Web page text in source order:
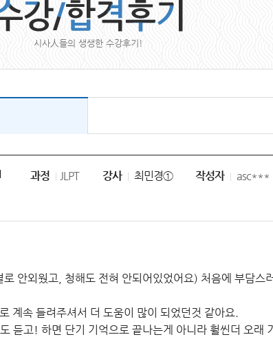
시사人들의 생생한 수강후기!
과정 JLPT 강사 최민경① 작성자 asc***
안외웠고, 청해도 전혀 안되어있었어요) 처음에 부담스
계속 들려주셔서 더 도움이 많이 되었던것 같아요.
듣고! 하면 단기 기억으로 끝나는게 아니라 훨씬더 오래